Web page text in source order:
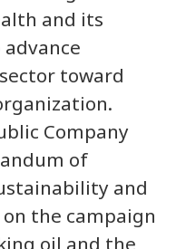
and its
toward
Company
of
and
the campaign